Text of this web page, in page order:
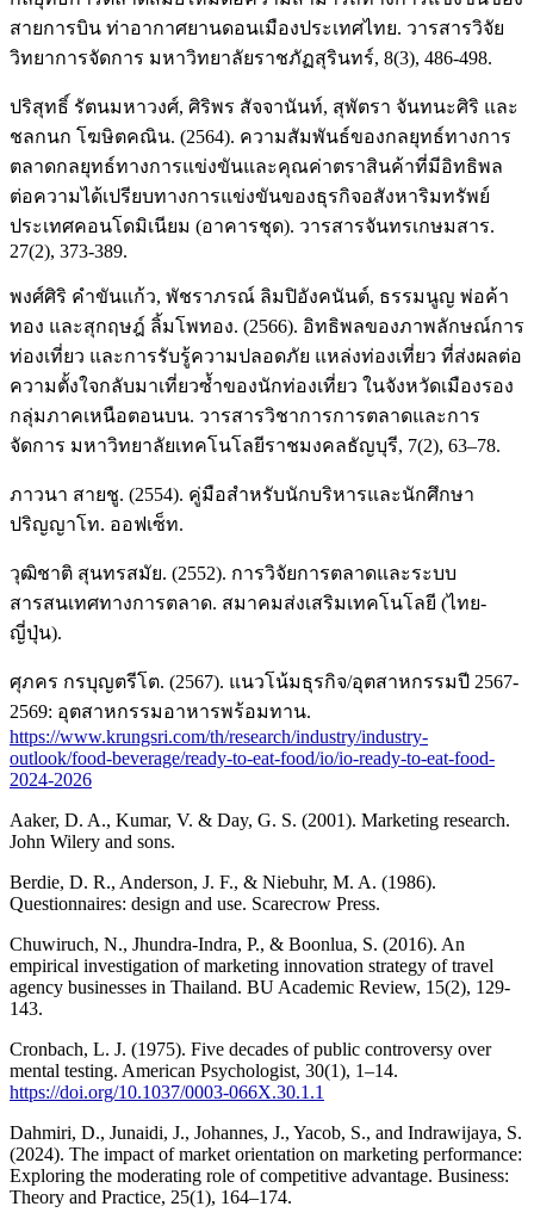
สายการบิน ท่าอากาศยานดอนเมืองประเทศไทย. วารสารวิจัย
วิทยาการจัดการ มหาวิทยาลัยราชภัฏสุรินทร์, 8(3), 486-498.
ปริสุทธิ์ รัตนมหาวงศ์, ศิริพร สัจจานันท์, สุพัตรา จันทนะศิริ และ
ชลกนก โฆษิตคณิน. (2564). ความสัมพันธ์ของกลยุทธ์ทางการ
ตลาดกลยุทธ์ทางการแข่งขันและคุณค่าตราสินค้าที่มีอิทธิพล
ต่อความได้เปรียบทางการแข่งขันของธุรกิจอสังหาริมทรัพย์
ประเทศคอนโดมิเนียม (อาคารชุด). วารสารจันทรเกษมสาร.
27(2), 373-389.
พงศ์ศิริ คำขันแก้ว, พัชราภรณ์ ลิมปิอังคนันต์, ธรรมนูญ พ่อค้า
ทอง และสุกฤษฎ์ ลิ้มโพทอง. (2566). อิทธิพลของภาพลักษณ์การ
ท่องเที่ยว และการรับรู้ความปลอดภัย แหล่งท่องเที่ยว ที่ส่งผลต่อ
ความตั้งใจกลับมาเที่ยวซ้ำของนักท่องเที่ยว ในจังหวัดเมืองรอง
กลุ่มภาคเหนือตอนบน. วารสารวิชาการการตลาดและการ
จัดการ มหาวิทยาลัยเทคโนโลยีราชมงคลธัญบุรี, 7(2), 63–78.
ภาวนา สายชู. (2554). คู่มือสำหรับนักบริหารและนักศึกษา
ปริญญาโท. ออฟเซ็ท.
วุฒิชาติ สุนทรสมัย. (2552). การวิจัยการตลาดและระบบ
สารสนเทศทางการตลาด. สมาคมส่งเสริมเทคโนโลยี (ไทย-
ญี่ปุ่น).
ศุภคร กรบุญตรีโต. (2567). แนวโน้มธุรกิจ/อุตสาหกรรมปี 2567-
2569: อุตสาหกรรมอาหารพร้อมทาน.
https://www.krungsri.com/th/research/industry/industry-
outlook/food-beverage/ready-to-eat-food/io/io-ready-to-eat-food-
2024-2026
Aaker, D. A., Kumar, V. & Day, G. S. (2001). Marketing research.
John Wilery and sons.
Berdie, D. R., Anderson, J. F., & Niebuhr, M. A. (1986).
Questionnaires: design and use. Scarecrow Press.
Chuwiruch, N., Jhundra-Indra, P., & Boonlua, S. (2016). An
empirical investigation of marketing innovation strategy of travel
agency businesses in Thailand. BU Academic Review, 15(2), 129-
143.
Cronbach, L. J. (1975). Five decades of public controversy over
mental testing. American Psychologist, 30(1), 1–14.
https://doi.org/10.1037/0003-066X.30.1.1
Dahmiri, D., Junaidi, J., Johannes, J., Yacob, S., and Indrawijaya, S.
(2024). The impact of market orientation on marketing performance:
Exploring the moderating role of competitive advantage. Business:
Theory and Practice, 25(1), 164–174.